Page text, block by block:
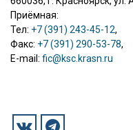
Приёмная:
Тел: +7 (391) 243-45-12,
Факс: +7 (391) 290-53-78,
E-mail: fic@ksc.krasn.ru